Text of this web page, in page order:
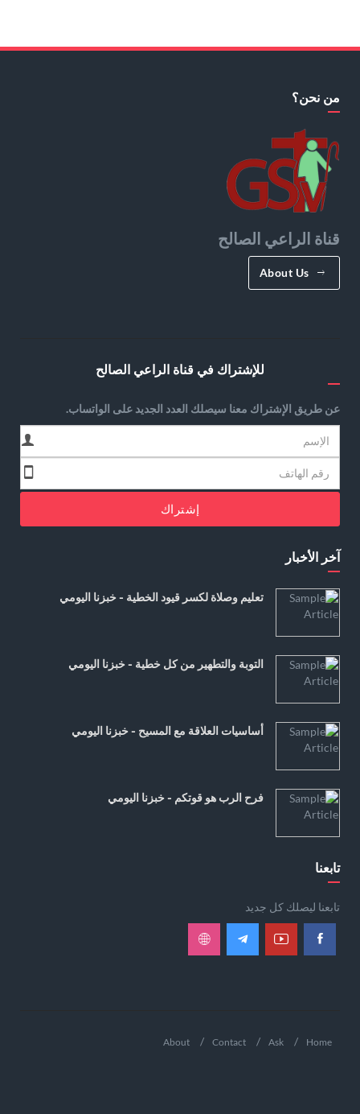
من نحن؟
قناة الراعي الصالح
About Us
للإشتراك في قناة الراعي الصالح
عن طريق الإشتراك معنا سيصلك العدد الجديد على الواتساب.
إشتراك
آخر الأخبار
تعليم وصلاة لكسر قيود الخطية - خبزنا اليومي
التوبة والتطهير من كل خطية - خبزنا اليومي
أساسيات العلاقة مع المسيح - خبزنا اليومي
فرح الرب هو قوتكم - خبزنا اليومي
تابعنا
تابعنا ليصلك كل جديد
Home
Ask
Contact
About